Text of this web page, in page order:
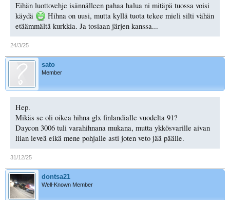
Eihän luottovehje isännälleen pahaa halua ni mitäpä tuossa voisi
käydä
Hihna on uusi, mutta kyllä tuota tekee mieli silti vähän
etäämmältä kurkkia. Ja tosiaan järjen kanssa...
24/3/25
sato
Member
Hep.
Mikäs se oli oikea hihna glx finlandialle vuodelta 91?
Daycon 3006 tuli varahihnana mukana, mutta ykkösvarille aivan
liian leveä eikä mene pohjalle asti joten veto jää päälle.
31/12/25
dontsa21
Well-Known Member